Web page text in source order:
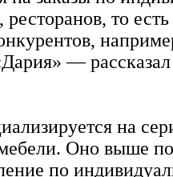
то
— рассказал
на
Оно выше
по